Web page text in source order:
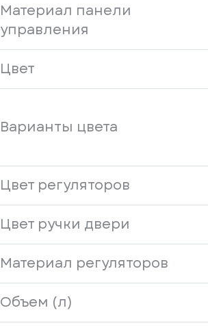
Материал панели
управления
Цвет
Варианты цвета
Цвет регуляторов
Цвет ручки двери
Материал регуляторов
Объем (л)